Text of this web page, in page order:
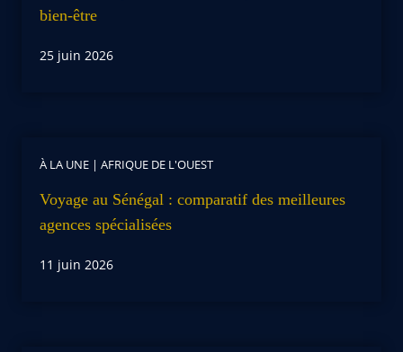
bien-être
25 juin 2026
À LA UNE | AFRIQUE DE L'OUEST
Voyage au Sénégal : comparatif des meilleures
agences spécialisées
11 juin 2026